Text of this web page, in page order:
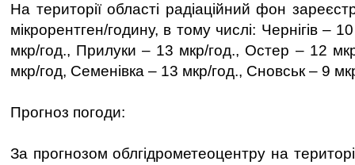
На території області радіаційний фон
мікрорентген/годину, в тому числі: Чернігів –
мкр/год., Прилуки – 13 мкр/год., Остер – 12
мкр/год, Семенівка – 13 мкр/год., Сновськ – 9
Прогноз погоди:
За прогнозом облгідрометеоцентру на